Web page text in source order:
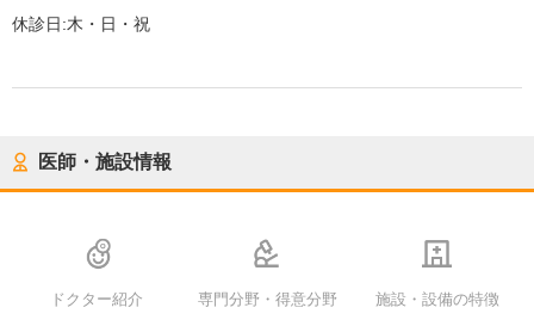
休診日:木・日・祝
医師・施設情報
ドクター紹介 専門分野・得意分野 施設・設備の特徴